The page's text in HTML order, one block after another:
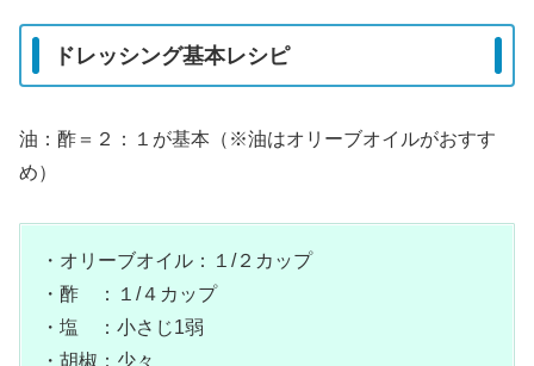
ドレッシング基本レシピ
油：酢＝２：１が基本（※油はオリーブオイルがおすす
め）
・オリーブオイル：１/２カップ
・酢 ：１/４カップ
・塩 ：小さじ1弱
・胡椒：少々